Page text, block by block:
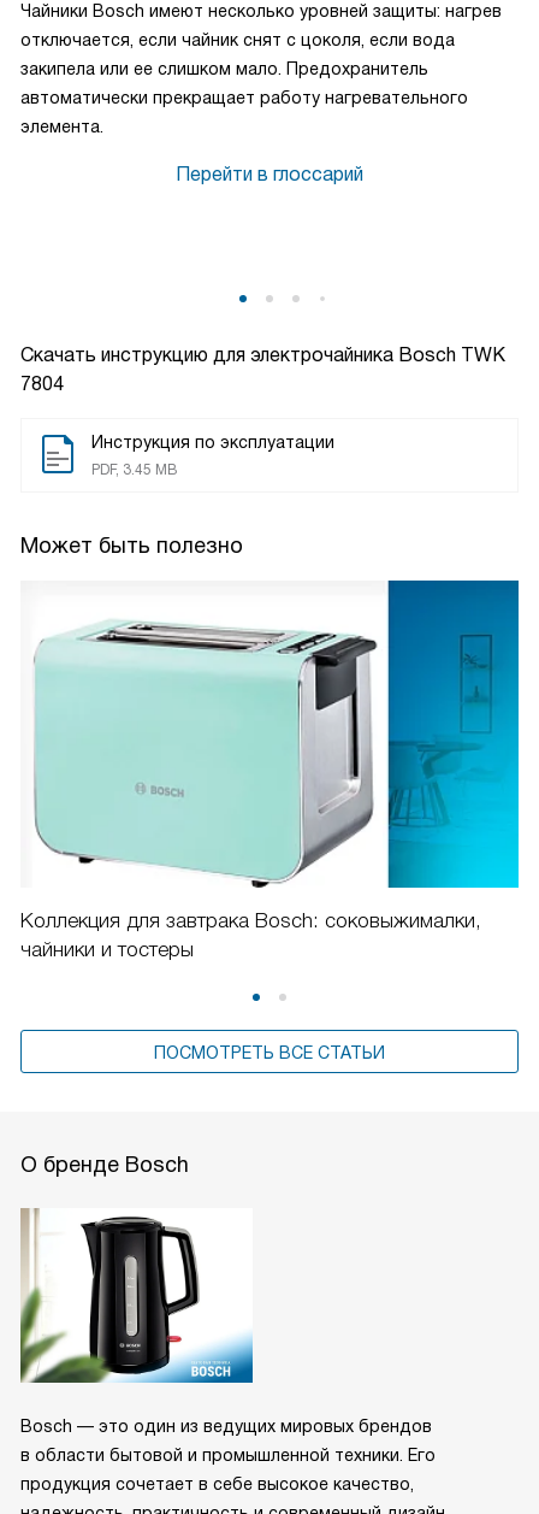
Скачать инструкцию для электрочайника Bosch TWK
7804
Инструкция по эксплуатации
PDF, 3.45 MB
Может быть полезно
Коллекция для завтрака Bosch: соковыжималки,
чайники и тостеры
ПОСМОТРЕТЬ ВСЕ СТАТЬИ
Чайники Bosch имеют несколько уровней защиты: нагрев
отключается, если чайник снят с цоколя, если вода
закипела или ее слишком мало. Предохранитель
автоматически прекращает работу нагревательного
элемента.
Перейти в глоссарий
О бренде Bosch
Bosch — это один из ведущих мировых брендов
в области бытовой и промышленной техники. Его
продукция сочетает в себе высокое качество,